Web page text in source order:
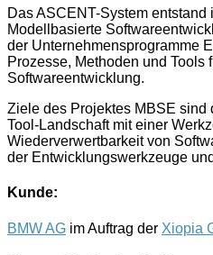
Das ASCENT-System
Modellbasierte
der Unternehmensprogramme
Prozesse, Methoden und Tools
Softwareentwicklung.
Ziele des Projektes MBSE sind
Tool-Landschaft mit einer
Wiederverwertbarkeit von
der Entwicklungswerkzeuge
Kunde:
BMW AG im Auftrag der Xiopia